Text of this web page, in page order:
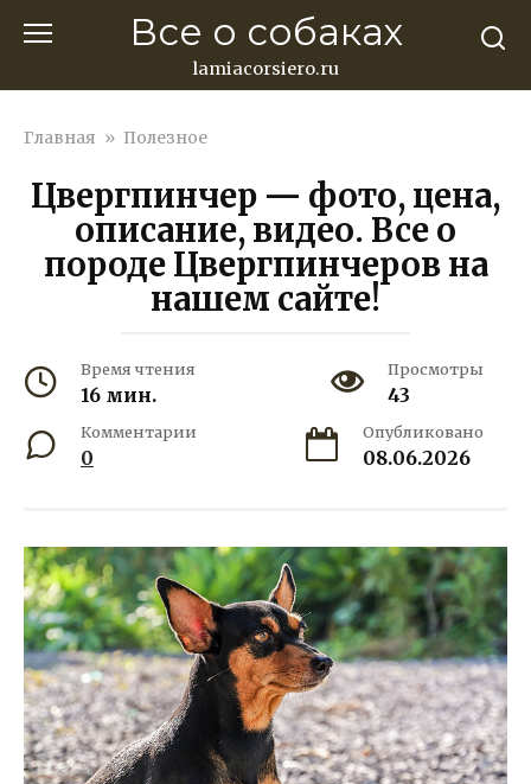
Все о собаках
lamiacorsiero.ru
Главная » Полезное
Цвергпинчер — фото, цена,
описание, видео. Все о
породе Цвергпинчеров на
нашем сайте!
Время чтения
16 мин.
Просмотры
43
Комментарии
0
Опубликовано
08.06.2026